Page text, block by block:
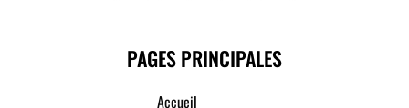
PAGES PRINCIPALES
Accueil